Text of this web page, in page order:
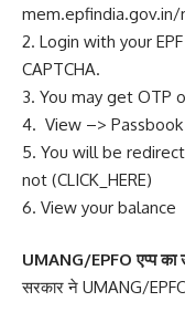
2. Login with your
CAPTCHA.
3. You may get OTP
4. View –> Passbook
5. You will be
not (CLICK_HERE)
6. View your balance
UMANG/EPFO एप्प का
सरकार ने UMANG/EPFO